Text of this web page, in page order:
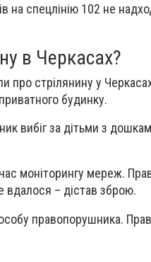
на спецлінію 102 не
в Черкасах?
про стрілянину у
будинку.
вибіг за дітьми з
моніторингу мереж.
вдалося – дістав зброю.
правопорушника.